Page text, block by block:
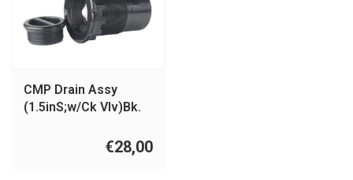
CMP Drain Assy
(1.5inS;w/Ck Vlv)Bk.
€28,00